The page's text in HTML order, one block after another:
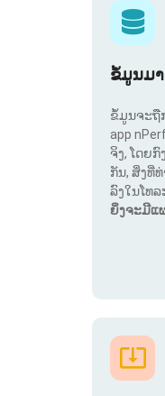
ຂໍ້ມູນມ
ຂໍ້ມູນຈະຖື
app
ຈິງ, ໂດຍ
ກັນ, ສິ່ງທີ່
ລົງໃນໂທ
ຍິ່ງຈະມີແ